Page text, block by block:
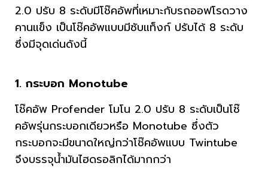
2.0 ปรับ 8 ระดับมีโช๊คอัพที่เหมาะกับรถออฟโรดวาง
คานแข็ง เป็นโช๊คอัพแบบมีซับแท็งก์ ปรับได้ 8 ระดับ
ซึ่งมีจุดเด่นดังนี้
1. กระบอก Monotube
โช๊คอัพ Profender โมโน 2.0 ปรับ 8 ระดับเป็นโช๊
คอัพรุ่นกระบอกเดียวหรือ Monotube ซึ่งตัว
กระบอกจะมีขนาดใหญ่กว่าโช๊คอัพแบบ Twintube
จึงบรรจุน้ำมันไฮดรอลิกได้มากกว่า